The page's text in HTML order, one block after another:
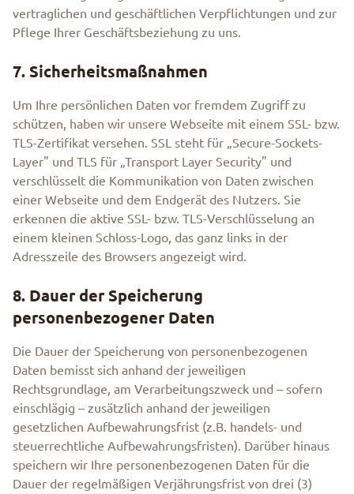
vertraglichen und geschäftlichen Verpflichtungen und zur
Pflege Ihrer Geschäftsbeziehung zu uns.
7. Sicherheitsmaßnahmen
Um Ihre persönlichen Daten vor fremdem Zugriff zu
schützen, haben wir unsere Webseite mit einem SSL- bzw.
TLS-Zertifikat versehen. SSL steht für „Secure-Sockets-
Layer" und TLS für „Transport Layer Security" und
verschlüsselt die Kommunikation von Daten zwischen
einer Webseite und dem Endgerät des Nutzers. Sie
erkennen die aktive SSL- bzw. TLS-Verschlüsselung an
einem kleinen Schloss-Logo, das ganz links in der
Adresszeile des Browsers angezeigt wird.
8. Dauer der Speicherung
personenbezogener Daten
Die Dauer der Speicherung von personenbezogenen
Daten bemisst sich anhand der jeweiligen
Rechtsgrundlage, am Verarbeitungszweck und – sofern
einschlägig – zusätzlich anhand der jeweiligen
gesetzlichen Aufbewahrungsfrist (z.B. handels- und
steuerrechtliche Aufbewahrungsfristen). Darüber hinaus
speichern wir Ihre personenbezogenen Daten für die
Dauer der regelmäßigen Verjährungsfrist von drei (3)